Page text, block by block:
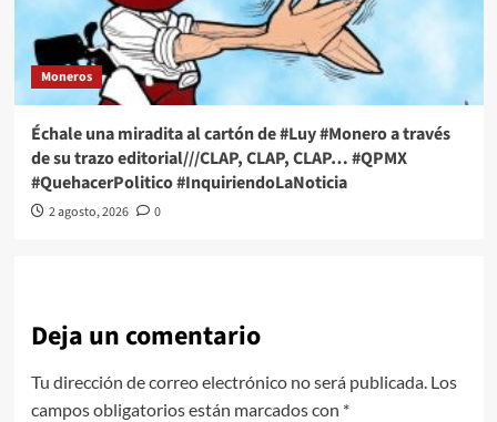
Moneros
Échale una miradita al cartón de #Luy #Monero a través
de su trazo editorial///CLAP, CLAP, CLAP… #QPMX
#QuehacerPolitico #InquiriendoLaNoticia
2 agosto, 2026 0
Deja un comentario
Tu dirección de correo electrónico no será publicada. Los
campos obligatorios están marcados con *